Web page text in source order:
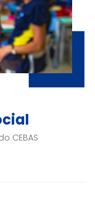
CEBAS